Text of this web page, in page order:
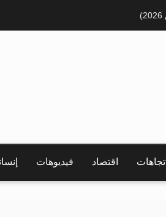
اتجاهات اقتصاد فيديوهات